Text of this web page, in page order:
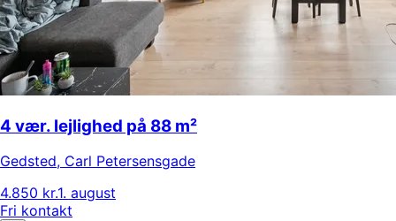
4 vær. lejlighed på 88 m²
Gedsted, Carl Petersensgade
4.850 kr.1. august
Fri kontakt